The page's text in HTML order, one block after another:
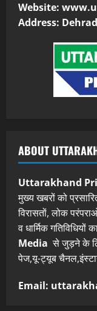
Website:
Address:
ABOUT
Uttarakhand
मुख्य खबरों को
विरासतों, लोक
व धार्मिक गतिविधियों
Media से जुड़ने के
पेज,यू-ट्यूब
Email: